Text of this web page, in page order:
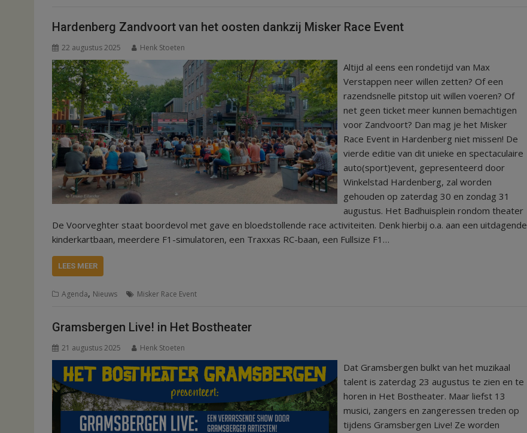
Hardenberg Zandvoort van het oosten dankzij Misker Race Event
22 augustus 2025 Henk Stoeten
Altijd al eens een rondetijd van Max
Verstappen neer willen zetten? Of een
razendsnelle pitstop uit willen voeren? Of
net geen ticket meer kunnen bemachtigen
voor Zandvoort? Dan mag je het Misker
Race Event in Hardenberg niet missen! De
vierde editie van dit unieke en spectaculaire
auto(sport)event, gepresenteerd door
Winkelstad Hardenberg, zal worden
gehouden op zaterdag 30 en zondag 31
augustus. Het Badhuisplein rondom theater
De Voorveghter staat boordevol met gave en bloedstollende race activiteiten. Denk hierbij o.a. aan een uitdagende
kinderkartbaan, meerdere F1-simulatoren, een Traxxas RC-baan, een Fullsize F1…
LEES MEER
Agenda, Nieuws Misker Race Event
Gramsbergen Live! in Het Bostheater
21 augustus 2025 Henk Stoeten
Dat Gramsbergen bulkt van het muzikaal
talent is zaterdag 23 augustus te zien en te
horen in Het Bostheater. Maar liefst 13
musici, zangers en zangeressen treden op
tijdens Gramsbergen Live! Ze worden